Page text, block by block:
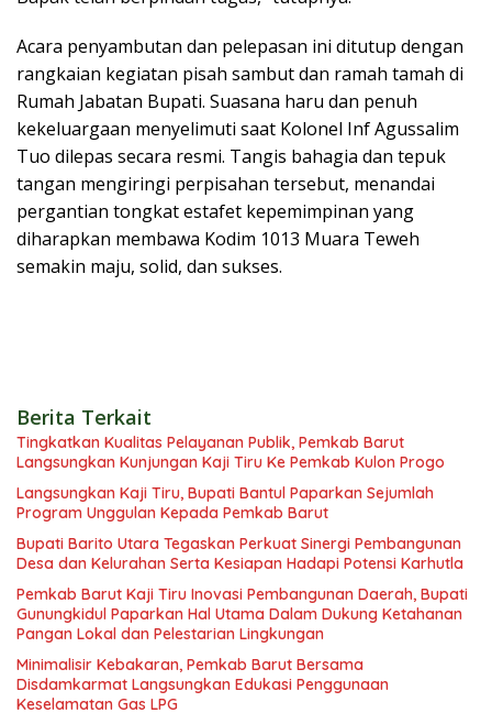
Acara penyambutan dan pelepasan ini ditutup dengan
rangkaian kegiatan pisah sambut dan ramah tamah di
Rumah Jabatan Bupati. Suasana haru dan penuh
kekeluargaan menyelimuti saat Kolonel Inf Agussalim
Tuo dilepas secara resmi. Tangis bahagia dan tepuk
tangan mengiringi perpisahan tersebut, menandai
pergantian tongkat estafet kepemimpinan yang
diharapkan membawa Kodim 1013 Muara Teweh
semakin maju, solid, dan sukses.
Berita Terkait
Tingkatkan Kualitas Pelayanan Publik, Pemkab Barut
Langsungkan Kunjungan Kaji Tiru Ke Pemkab Kulon Progo
Langsungkan Kaji Tiru, Bupati Bantul Paparkan Sejumlah
Program Unggulan Kepada Pemkab Barut
Bupati Barito Utara Tegaskan Perkuat Sinergi Pembangunan
Desa dan Kelurahan Serta Kesiapan Hadapi Potensi Karhutla
Pemkab Barut Kaji Tiru Inovasi Pembangunan Daerah, Bupati
Gunungkidul Paparkan Hal Utama Dalam Dukung Ketahanan
Pangan Lokal dan Pelestarian Lingkungan
Minimalisir Kebakaran, Pemkab Barut Bersama
Disdamkarmat Langsungkan Edukasi Penggunaan
Keselamatan Gas LPG